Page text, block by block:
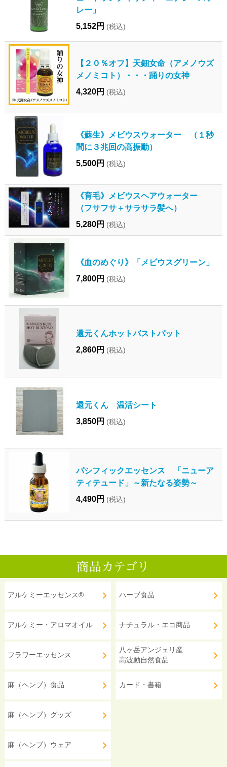
レー」
5,152円 (税込)
【２０％オフ】天鈿女命（アメノウズ
メノミコト）・・・踊りの女神
4,320円 (税込)
《蘇生》メビウスウォーター （１秒
間に３兆回の高振動）
5,500円 (税込)
《育毛》メビウスヘアウォーター
（フサフサ＋サラサラ髪へ）
5,280円 (税込)
《血のめぐり》「メビウスグリーン」
7,800円 (税込)
還元くんホットバストパット
2,860円 (税込)
還元くん 温活シート
3,850円 (税込)
パシフィックエッセンス 「ニューア
ティテュード」～新たなる姿勢～
4,490円 (税込)
アルケミーエッセンス®
アルケミー・アロマオイル
フラワーエッセンス
麻（ヘンプ）食品
麻（ヘンプ）グッズ
麻（ヘンプ）ウェア
ハーブ食品
ナチュラル・エコ商品
八ヶ岳アンジェリ産
高波動自然食品
カード・書籍